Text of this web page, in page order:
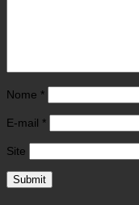
Nome *
E-mail *
Site